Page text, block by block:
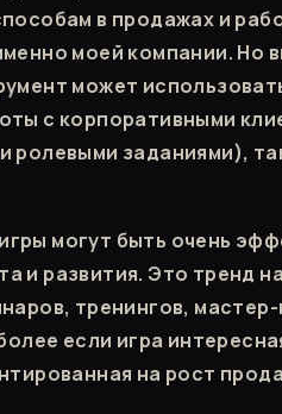
в продажах и
моей компании. Но
может
с корпоративными
ролевыми заданиями),
могут быть очень
и развития. Это тренд
тренингов, мастер-
если игра
на рост